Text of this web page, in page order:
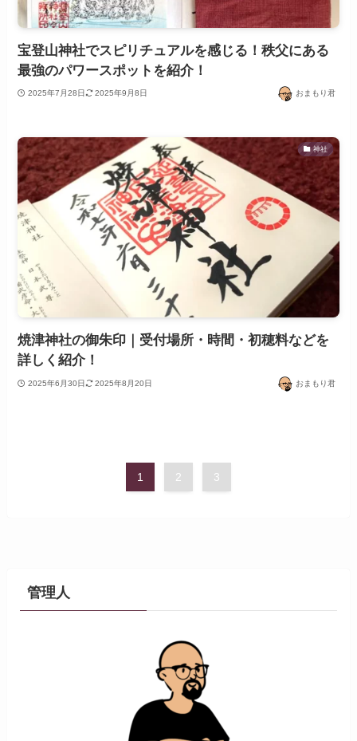
宝登山神社でスピリチュアルを感じる！秩父にある
最強のパワースポットを紹介！
2025年7月28日 2025年9月8日 おまもり君
神社
焼津神社の御朱印｜受付場所・時間・初穂料などを
詳しく紹介！
2025年6月30日 2025年8月20日 おまもり君
1 2 3
管理人